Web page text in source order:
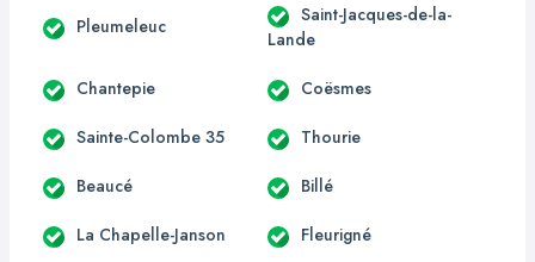
Pleumeleuc
Saint-Jacques-de-la-
Lande
Chantepie Coësmes
Sainte-Colombe 35 Thourie
Beaucé Billé
La Chapelle-Janson Fleurigné